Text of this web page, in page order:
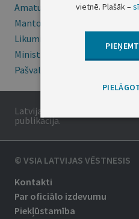
Amatu konkursi
Mantojumu ziņas
Likumi
Ministru kabineta noteikumi
Pašvaldības
Latvijas Republikas oficiālais
publikācija.
© VSIA LATVIJAS VĒSTNESIS
Kontakti
Par oficiālo izdevumu
Piekļūstamība
vietnē. Plašāk –